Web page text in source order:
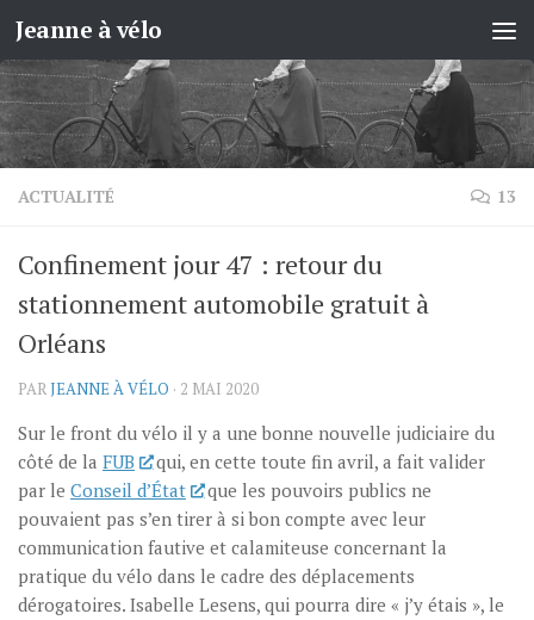
Skip to content
Jeanne à vélo
ACTUALITÉ 13
Confinement jour 47 : retour du
stationnement automobile gratuit à
Orléans
PARJEANNE À VÉLO · 2 MAI 2020
Sur le front du vélo il y a une bonne nouvelle judiciaire du
côté de la FUB
qui, en cette toute fin avril, a fait valider
par le Conseil d’État
que les pouvoirs publics ne
pouvaient pas s’en tirer à si bon compte avec leur
communication fautive et calamiteuse concernant la
pratique du vélo dans le cadre des déplacements
dérogatoires. Isabelle Lesens, qui pourra dire « j’y étais », le